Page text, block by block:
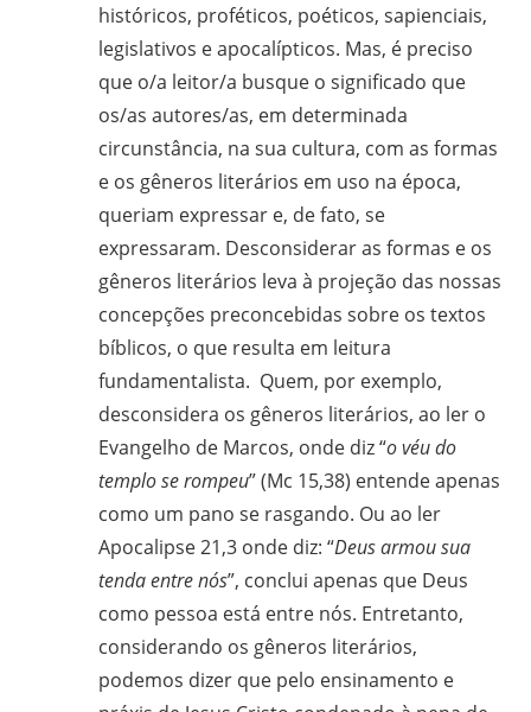
Urbanos,
gilvanderufmg@gmail.com
www.gilvander.org.br
www.freigilvander.blogspot.com.br
www.twitter.com/gilvanderluis
facebook:
Gilvander
Moreira
históricos, proféticos, poéticos, sapienciais,
legislativos e apocalípticos. Mas, é preciso
que o/a leitor/a busque o significado que
os/as autores/as, em determinada
circunstância, na sua cultura, com as formas
e os gêneros literários em uso na época,
queriam expressar e, de fato, se
expressaram. Desconsiderar as formas e os
gêneros literários leva à projeção das nossas
concepções preconcebidas sobre os textos
bíblicos, o que resulta em leitura
fundamentalista. Quem, por exemplo,
desconsidera os gêneros literários, ao ler o
Evangelho de Marcos, onde diz “o véu do
templo se rompeu” (Mc 15,38) entende apenas
como um pano se rasgando. Ou ao ler
Apocalipse 21,3 onde diz: “Deus armou sua
tenda entre nós”, conclui apenas que Deus
como pessoa está entre nós. Entretanto,
considerando os gêneros literários,
podemos dizer que pelo ensinamento e